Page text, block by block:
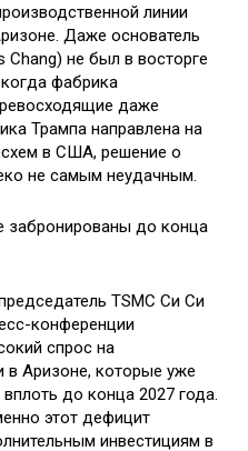
линии
Даже основатель
не был в восторге
фабрика
даже
Трампа направлена на
в США, решение о
не самым неудачным.
TSMC Си Си
конференции
спрос на
Аризоне, которые уже
до конца 2027 года.
этот дефицит
инвестициям в